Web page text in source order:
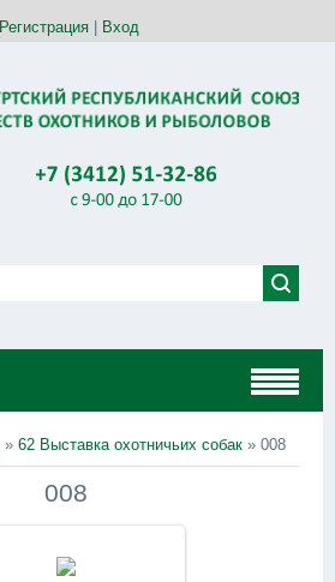
Регистрация Вход
» 62 Выставка охотничьих собак » 008
008